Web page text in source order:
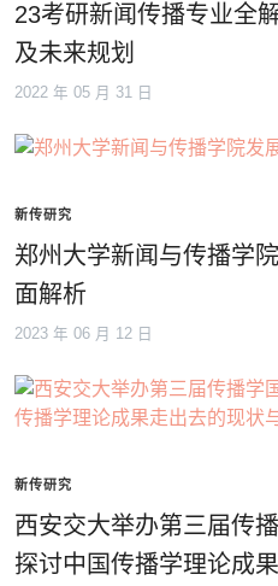
23考研新闻传播专业全
及未来规划
2022 年 05 月 31 日
新传研究
郑州大学新闻与传播学
面解析
2023 年 06 月 12 日
新传研究
西安交大举办第三届传
探讨中国传播学理论成